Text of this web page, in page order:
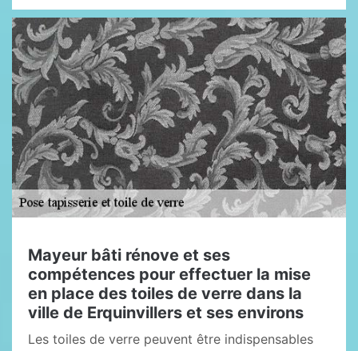
Mayeur bâti rénove et ses
compétences pour effectuer la mise
en place des toiles de verre dans la
ville de Erquinvillers et ses environs
Les toiles de verre peuvent être indispensables